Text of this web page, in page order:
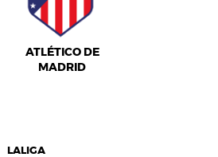
ATLÉTICO DE
MADRID
LALIGA